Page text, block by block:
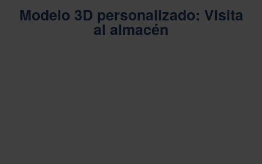
Modelo 3D personalizado: Visita
al almacén